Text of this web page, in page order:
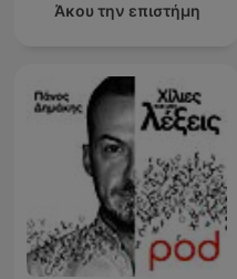
Άκου την επιστήμη